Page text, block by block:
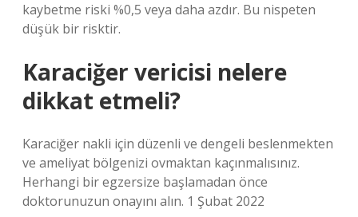
kaybetme riski %0,5 veya daha azdır. Bu nispeten
düşük bir risktir.
Karaciğer vericisi nelere
dikkat etmeli?
Karaciğer nakli için düzenli ve dengeli beslenmekten
ve ameliyat bölgenizi ovmaktan kaçınmalısınız.
Herhangi bir egzersize başlamadan önce
doktorunuzun onayını alın. 1 Şubat 2022